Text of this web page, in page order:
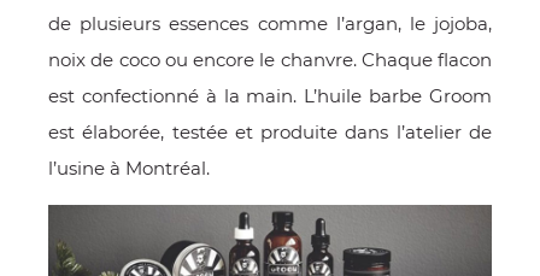
de plusieurs essences comme l’argan, le jojoba,
noix de coco ou encore le chanvre. Chaque flacon
est confectionné à la main. L’huile barbe Groom
est élaborée, testée et produite dans l’atelier de
l’usine à Montréal.